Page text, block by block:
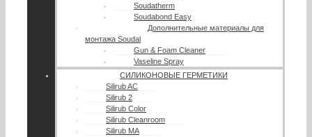
Soudatherm
Soudabond Easy
Дополнительные материалы для
монтажа Soudal
Gun & Foam Cleaner
Vaseline Spray
СИЛИКОНОВЫЕ ГЕРМЕТИКИ
Silirub AC
Silirub 2
Silirub Color
Silirub Cleanroom
Silirub MA